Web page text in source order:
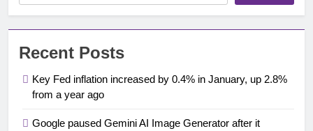
Recent Posts
Key Fed inflation increased by 0.4% in January, up 2.8%
from a year ago
Google paused Gemini AI Image Generator after it